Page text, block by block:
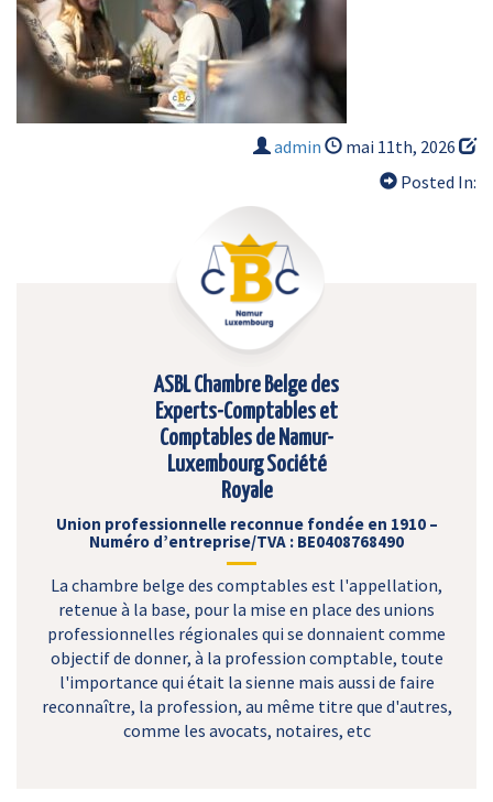
admin
mai 11th, 2026
Posted In:
ASBL Chambre Belge des
Experts-Comptables et
Comptables de Namur-
Luxembourg Société
Royale
Union professionnelle reconnue fondée en 1910 –
Numéro d’entreprise/TVA : BE0408768490
La chambre belge des comptables est l'appellation,
retenue à la base, pour la mise en place des unions
professionnelles régionales qui se donnaient comme
objectif de donner, à la profession comptable, toute
l'importance qui était la sienne mais aussi de faire
reconnaître, la profession, au même titre que d'autres,
comme les avocats, notaires, etc